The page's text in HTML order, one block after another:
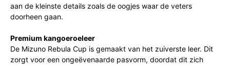
aan de kleinste details zoals de oogjes waar de veters
doorheen gaan.
Premium kangoeroeleer
De Mizuno Rebula Cup is gemaakt van het zuiverste leer. Dit
zorgt voor een ongeëvenaarde pasvorm, doordat dit zich